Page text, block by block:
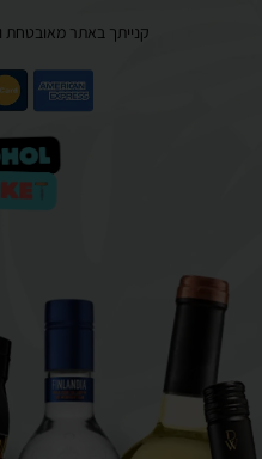
קנייתך באתר מאובטחת